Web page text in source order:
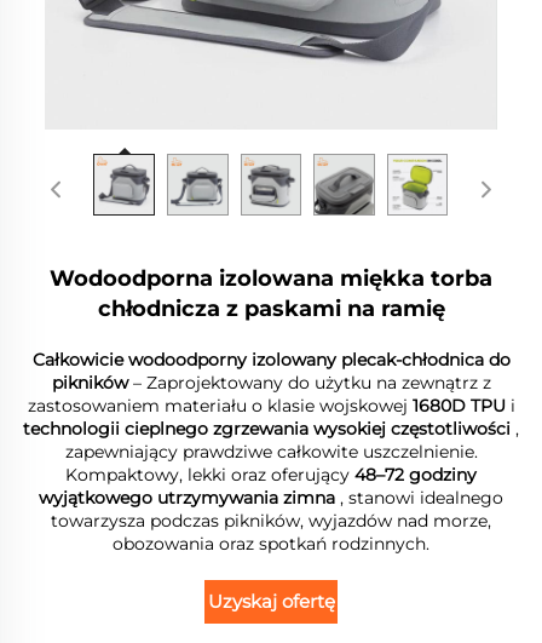
Wodoodporna izolowana miękka torba
chłodnicza z paskami na ramię
Całkowicie wodoodporny izolowany plecak-chłodnica do
pikników– Zaprojektowany do użytku na zewnątrz z
zastosowaniem materiału o klasie wojskowej 1680D TPU i
technologii cieplnego zgrzewania wysokiej częstotliwości ,
zapewniający prawdziwe całkowite uszczelnienie.
Kompaktowy, lekki oraz oferujący 48–72 godziny
wyjątkowego utrzymywania zimna , stanowi idealnego
towarzysza podczas pikników, wyjazdów nad morze,
obozowania oraz spotkań rodzinnych.
Uzyskaj ofertę